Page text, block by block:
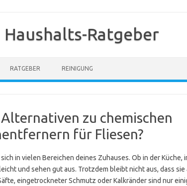
Haushalts-Ratgeber
RATGEBER REINIGUNG
zu chemischen
für Fliesen?
in vielen Bereichen deines Zuhauses. Ob in der Küche,
und sehen gut aus. Trotzdem bleibt nicht aus, dass sie
eingetrockneter Schmutz oder Kalkränder sind nur